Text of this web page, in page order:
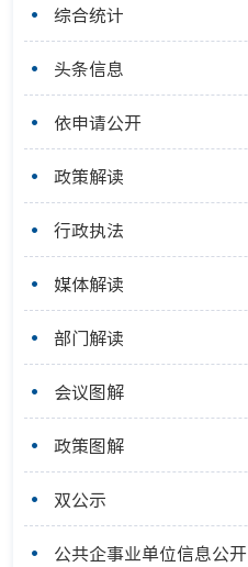
综合统计
头条信息
依申请公开
政策解读
行政执法
媒体解读
部门解读
会议图解
政策图解
双公示
公共企事业单位信息公开